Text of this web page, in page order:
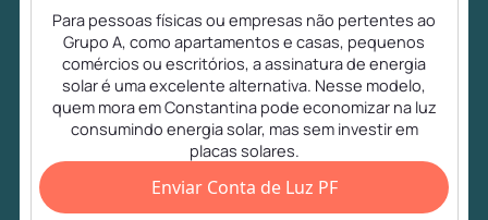
Para pessoas físicas ou empresas não pertentes ao
Grupo A, como apartamentos e casas, pequenos
comércios ou escritórios, a assinatura de energia
solar é uma excelente alternativa. Nesse modelo,
quem mora em Constantina pode economizar na luz
consumindo energia solar, mas sem investir em
placas solares.
Enviar Conta de Luz PF